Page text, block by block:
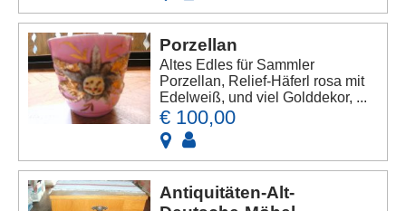
Porzellan
Altes Edles für Sammler
Porzellan, Relief-Häferl rosa mit
Edelweiß, und viel Golddekor, ...
€ 100,00
Antiquitäten-Alt-